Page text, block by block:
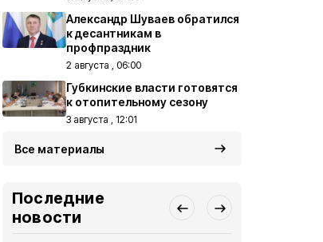
Александр Шуваев обратился
к десантникам в
профпраздник
2 августа , 06:00
Губкинские власти готовятся
к отопительному сезону
3 августа , 12:01
Все материалы
Последние
новости